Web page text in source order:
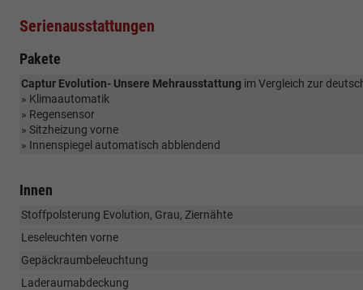
Serienausstattungen
Pakete
Captur Evolution- Unsere Mehrausstattung im Vergleich zur
» Klimaautomatik
» Regensensor
» Sitzheizung vorne
» Innenspiegel automatisch abblendend
Innen
Stoffpolsterung Evolution, Grau, Ziernähte
Leseleuchten vorne
Gepäckraumbeleuchtung
Laderaumabdeckung